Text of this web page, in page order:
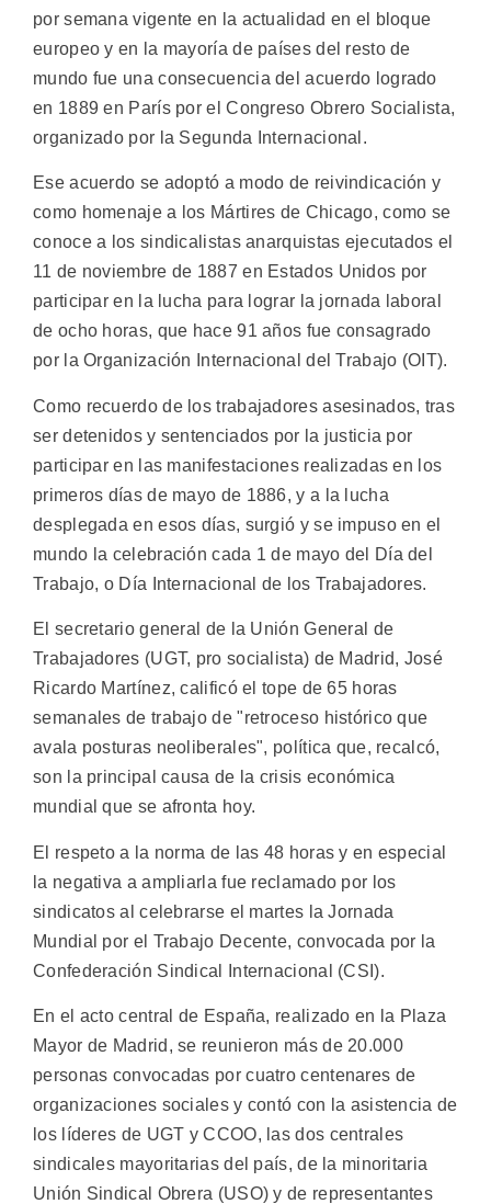
por semana vigente en la actualidad en el bloque
europeo y en la mayoría de países del resto de
mundo fue una consecuencia del acuerdo logrado
en 1889 en París por el Congreso Obrero Socialista,
organizado por la Segunda Internacional.
Ese acuerdo se adoptó a modo de reivindicación y
como homenaje a los Mártires de Chicago, como se
conoce a los sindicalistas anarquistas ejecutados el
11 de noviembre de 1887 en Estados Unidos por
participar en la lucha para lograr la jornada laboral
de ocho horas, que hace 91 años fue consagrado
por la Organización Internacional del Trabajo (OIT).
Como recuerdo de los trabajadores asesinados, tras
ser detenidos y sentenciados por la justicia por
participar en las manifestaciones realizadas en los
primeros días de mayo de 1886, y a la lucha
desplegada en esos días, surgió y se impuso en el
mundo la celebración cada 1 de mayo del Día del
Trabajo, o Día Internacional de los Trabajadores.
El secretario general de la Unión General de
Trabajadores (UGT, pro socialista) de Madrid, José
Ricardo Martínez, calificó el tope de 65 horas
semanales de trabajo de "retroceso histórico que
avala posturas neoliberales", política que, recalcó,
son la principal causa de la crisis económica
mundial que se afronta hoy.
El respeto a la norma de las 48 horas y en especial
la negativa a ampliarla fue reclamado por los
sindicatos al celebrarse el martes la Jornada
Mundial por el Trabajo Decente, convocada por la
Confederación Sindical Internacional (CSI).
En el acto central de España, realizado en la Plaza
Mayor de Madrid, se reunieron más de 20.000
personas convocadas por cuatro centenares de
organizaciones sociales y contó con la asistencia de
los líderes de UGT y CCOO, las dos centrales
sindicales mayoritarias del país, de la minoritaria
Unión Sindical Obrera (USO) y de representantes